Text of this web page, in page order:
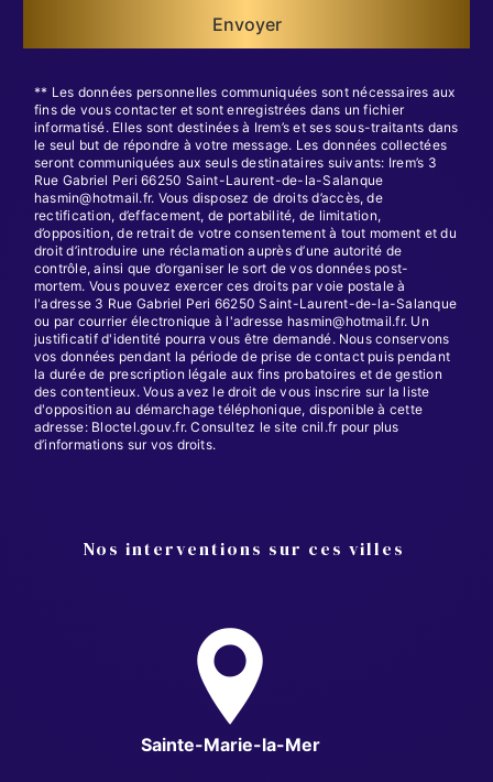
Envoyer
** Les données personnelles communiquées sont nécessaires aux
fins de vous contacter et sont enregistrées dans un fichier
informatisé. Elles sont destinées à Irem’s et ses sous-traitants dans
le seul but de répondre à votre message. Les données collectées
seront communiquées aux seuls destinataires suivants: Irem’s 3
Rue Gabriel Peri 66250 Saint-Laurent-de-la-Salanque
hasmin@hotmail.fr. Vous disposez de droits d’accès, de
rectification, d’effacement, de portabilité, de limitation,
d’opposition, de retrait de votre consentement à tout moment et du
droit d’introduire une réclamation auprès d’une autorité de
contrôle, ainsi que d’organiser le sort de vos données post-
mortem. Vous pouvez exercer ces droits par voie postale à
l'adresse 3 Rue Gabriel Peri 66250 Saint-Laurent-de-la-Salanque
ou par courrier électronique à l'adresse hasmin@hotmail.fr. Un
justificatif d'identité pourra vous être demandé. Nous conservons
vos données pendant la période de prise de contact puis pendant
la durée de prescription légale aux fins probatoires et de gestion
des contentieux. Vous avez le droit de vous inscrire sur la liste
d'opposition au démarchage téléphonique, disponible à cette
adresse: Bloctel.gouv.fr. Consultez le site cnil.fr pour plus
d’informations sur vos droits.
Nos interventions sur ces villes
Sainte-Marie-la-Mer